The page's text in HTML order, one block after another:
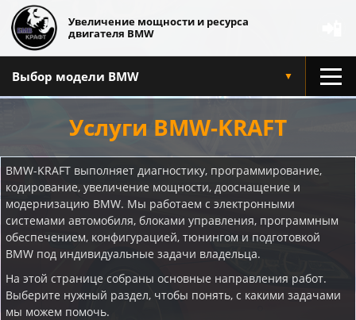
Увеличение мощности и ресурса
двигателя BMW
Выбор модели BMW ▼
Услуги BMW-KRAFT
BMW-KRAFT выполняет диагностику, программирование,
кодирование, увеличение мощности, дооснащение и
модернизацию BMW. Мы работаем с электронными
системами автомобиля, блоками управления, программным
обеспечением, конфигурацией, тюнингом и подготовкой
BMW под индивидуальные задачи владельца.
На этой странице собраны основные направления работ.
Выберите нужный раздел, чтобы понять, с какими задачами
мы можем помочь.